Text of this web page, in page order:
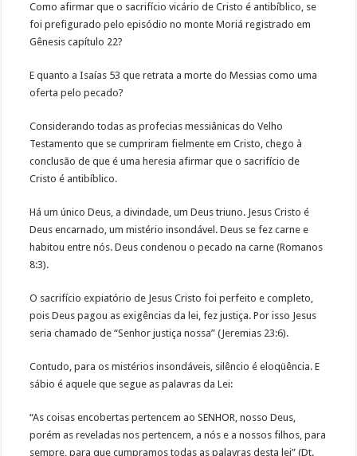
Como afirmar que o sacrifício vicário de Cristo é antibíblico, se
foi prefigurado pelo episódio no monte Moriá registrado em
Gênesis capítulo 22?
E quanto a Isaías 53 que retrata a morte do Messias como uma
oferta pelo pecado?
Considerando todas as profecias messiânicas do Velho
Testamento que se cumpriram fielmente em Cristo, chego à
conclusão de que é uma heresia afirmar que o sacrifício de
Cristo é antibíblico.
Há um único Deus, a divindade, um Deus triuno. Jesus Cristo é
Deus encarnado, um mistério insondável. Deus se fez carne e
habitou entre nós. Deus condenou o pecado na carne (Romanos
8:3).
O sacrifício expiatório de Jesus Cristo foi perfeito e completo,
pois Deus pagou as exigências da lei, fez justiça. Por isso Jesus
seria chamado de “Senhor justiça nossa” (Jeremias 23:6).
Contudo, para os mistérios insondáveis, silêncio é eloqüência. E
sábio é aquele que segue as palavras da Lei:
“As coisas encobertas pertencem ao SENHOR, nosso Deus,
porém as reveladas nos pertencem, a nós e a nossos filhos, para
sempre, para que cumpramos todas as palavras desta lei” (Dt.